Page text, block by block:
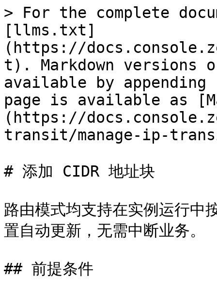
> For the complete
[llms.txt]
(https://
t). Markdown versions
available by
page is available as
(https://
transit/manage-ip-
# 添加 CIDR 地址块
路由模式均支持在实例运行
置自动更新，无需中断业务。
## 前提条件